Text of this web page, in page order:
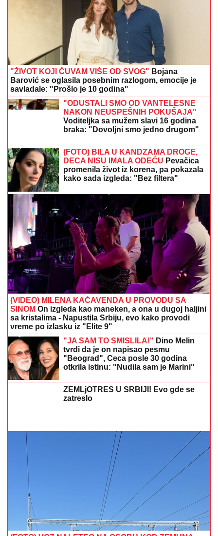
"ŽIVOT KOJI ČUVAM VIŠE OD SVOG" Bojana
Barović se oglasila posebnim razlogom, emocije je
savladale: "Prošlo je 10 godina"
"ODUSTALI SMO OD VANTELESNE
NAKON NEUSPEŠNIH POKUŠAJA"
Voditeljka sa mužem slavi 16 godina
braka: "Dovoljni smo jedno drugom"
(FOTO) BILA U KANDŽAMA DROGE,
DECA NISU IMALA ODEĆU Pevačica
promenila život iz korena, pa pokazala
kako sada izgleda: "Bez filtera"
(VIDEO) MILENA KAČAVENDA U PROVODU SA
SINOM On izgleda kao maneken, a ona u dugoj haljini
sa kristalima - Napustila Srbiju, evo kako provodi
vreme po izlasku iz "Elite 9"
"JA SAM TO SMISLILA!" Dino Melin
tvrdi da je on napisao pesmu
"Beograd", Ceca posle 30 godina
otkrila istinu: "Nudila sam je Marini"
ZEMLjOTRES U SRBIJI! Evo gde se
zatreslo